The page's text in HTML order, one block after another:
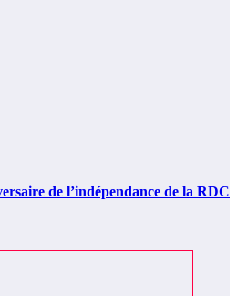
de l’indépendance de la RDC